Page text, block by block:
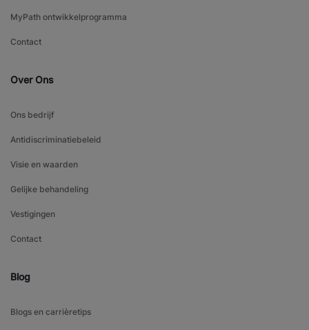
MyPath ontwikkelprogramma
Contact
Over Ons
Ons bedrijf
Antidiscriminatiebeleid
Visie en waarden
Gelijke behandeling
Vestigingen
Contact
Blog
Blogs en carrièretips